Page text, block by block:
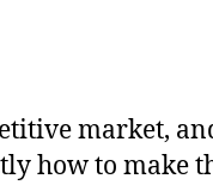
market,
how to make